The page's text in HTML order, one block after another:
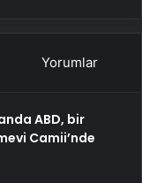
Yorumlar
ABD, bir
Camii’nde